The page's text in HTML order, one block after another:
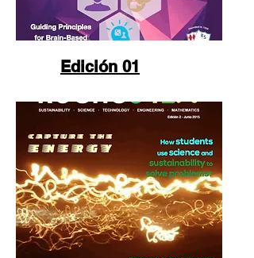
Edición 01